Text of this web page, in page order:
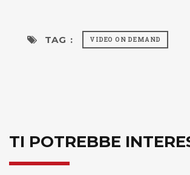
TAG : VIDEO ON DEMAND
TI POTREBBE